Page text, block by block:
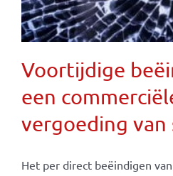
Voortijdige
een
vergoeding van
Het per direct beëindigen